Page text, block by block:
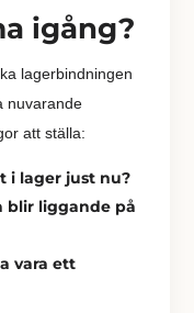
igång?
lagerbindningen
nuvarande
att ställa:
i lager just nu?
blir liggande på
vara ett